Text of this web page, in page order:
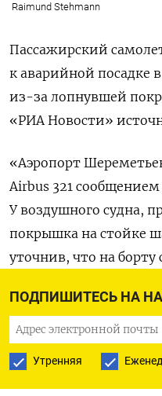
ПОДПИШИТЕСЬ НА
Утренняя
Raimund Stehmann
Пассажирский
к аварийной посадке
из-за лопнувшей
«РИА Новости»
«Аэропорт
Airbus 321
У воздушного судна,
покрышка на стойке
уточнив, что на борту
Ранее в четверг, 30
авиакомпании
из Петербурга в Сочи,
посадку в аэропорту